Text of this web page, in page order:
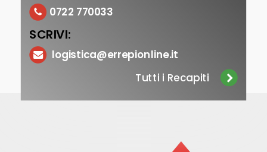
0722 770033
SCRIVI:
logistica@errepionline.it
Tutti i Recapiti